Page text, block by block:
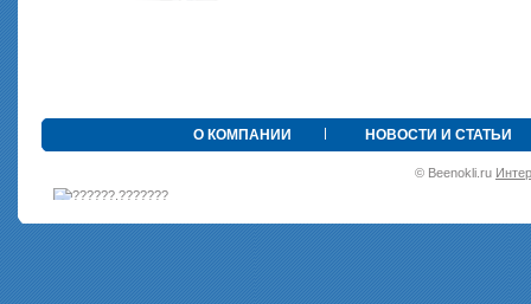
О КОМПАНИИ НОВОСТИ И СТАТЬИ
© Beenokli.ru
•